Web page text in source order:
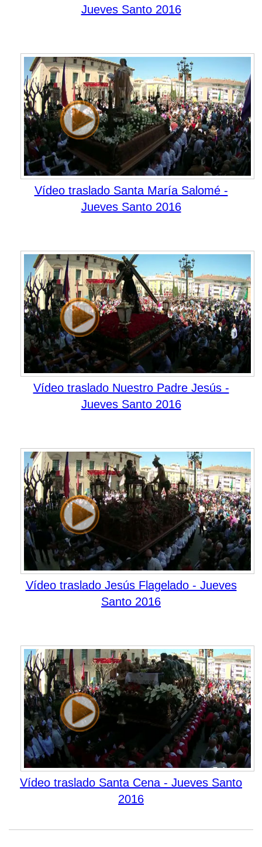
Jueves Santo 2016
Vídeo traslado Santa María Salomé -
Jueves Santo 2016
Vídeo traslado Nuestro Padre Jesús -
Jueves Santo 2016
Vídeo traslado Jesús Flagelado - Jueves
Santo 2016
Vídeo traslado Santa Cena - Jueves Santo
2016